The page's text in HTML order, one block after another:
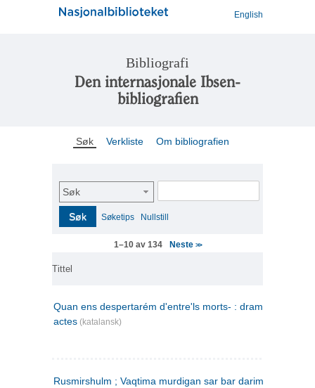
English
Bibliografi
Den internasjonale Ibsen-
bibliografien
Søk Verkliste Om bibliografien
Søk
Søk Søketips Nullstill
1–10 av 134 Neste >>
Tittel
Quan ens despertarém d'entre'ls morts- : drama en tres
actes (katalansk)
Rusmirshulm ; Vaqtima murdigan sar bar darim